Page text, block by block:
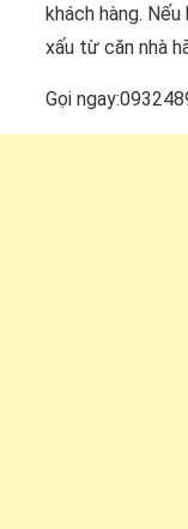
khách hàng.
xấu từ căn nhà
Gọi